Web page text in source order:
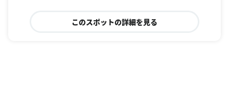
このスポットの詳細を見る